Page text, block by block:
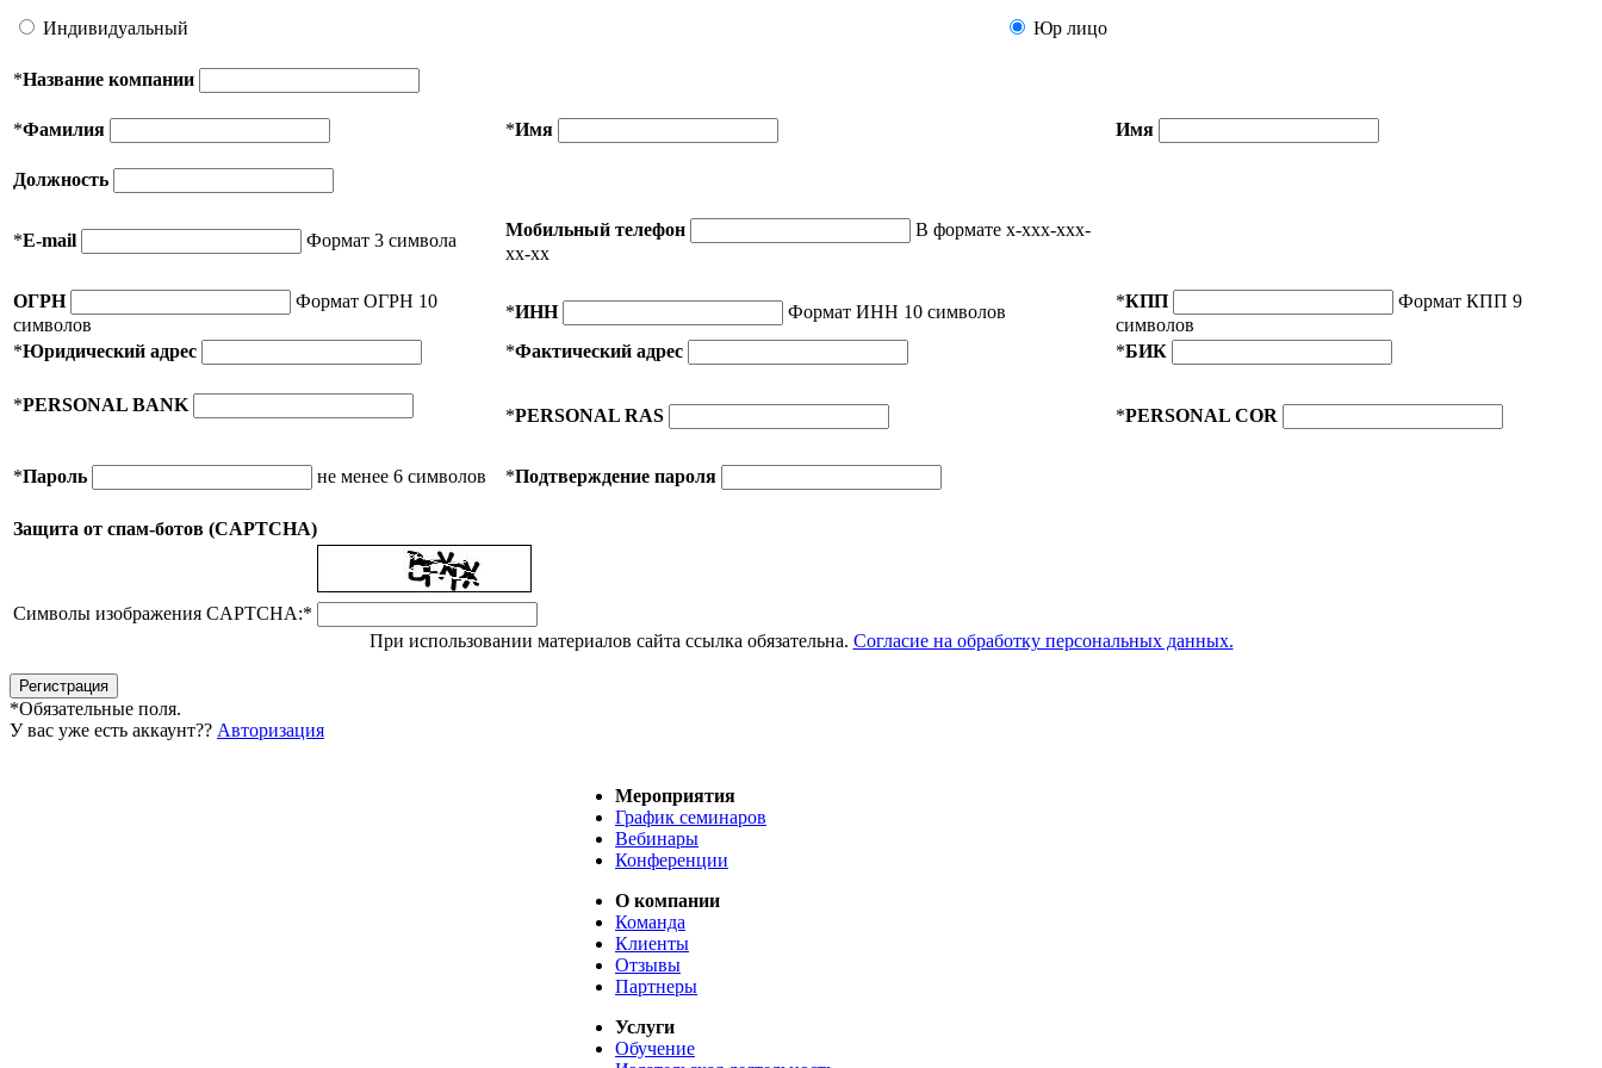
Индивидуальный Юр лицо
*Название компании
*Фамилия *Имя Имя
Должность
*E-mail Формат 3 символа
Мобильный телефон
В формате x-xxx-xxx-
xx-xx
ОГРН
Формат ОГРН 10
символов
*ИНН Формат ИНН 10 символов
*КПП
Формат КПП 9
символов
*Юридический адрес *Фактический адрес *БИК
*PERSONAL BANK
*PERSONAL RAS *PERSONAL COR
*Пароль не менее 6 символов *Подтверждение пароля
Защита от спам-ботов (CAPTCHA)
Символы изображения CAPTCHA:*
При использовании материалов сайта ссылка обязательна. Согласие на обработку персональных данных.
*Обязательные поля.
У вас уже есть аккаунт?? Авторизация
Мероприятия
График семинаров
Вебинары
Конференции
О компании
Команда
Клиенты
Отзывы
Партнеры
Услуги
Обучение